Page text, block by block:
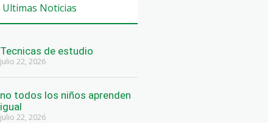
Ultimas Noticias
Tecnicas de estudio
julio 22, 2026
no todos los niños aprenden
igual
julio 22, 2026